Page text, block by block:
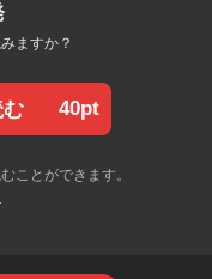
ますか？
40pt
ことができます。